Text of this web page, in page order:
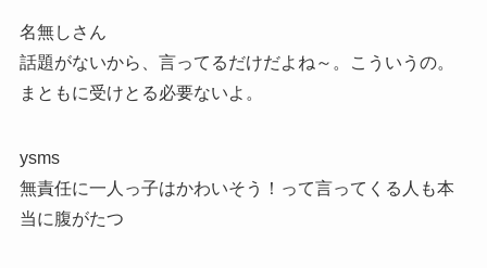
名無しさん
話題がないから、言ってるだけだよね～。こういうの。
まともに受けとる必要ないよ。
ysms
無責任に一人っ子はかわいそう！って言ってくる人も本
当に腹がたつ